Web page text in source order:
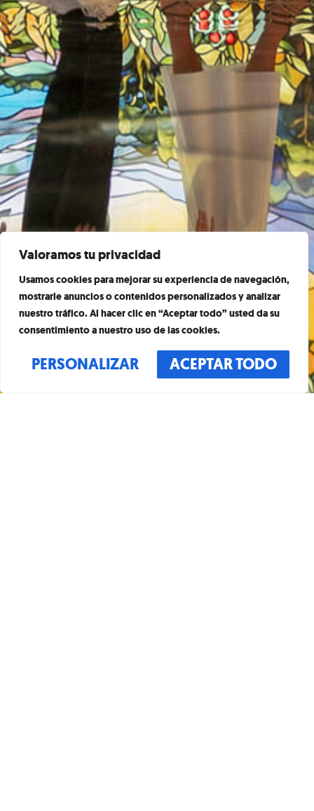
Valoramos tu privacidad
Usamos cookies para mejorar su experiencia de navegación,
mostrarle anuncios o contenidos personalizados y analizar
nuestro tráfico. Al hacer clic en “Aceptar todo” usted da su
consentimiento a nuestro uso de las cookies.
PERSONALIZAR ACEPTAR TODO